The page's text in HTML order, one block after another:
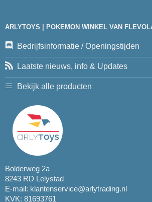
ARLYTOYS | POKEMON WINKEL VAN
Bedrijfsinformatie / Openingstijden
Laatste nieuws, info & Updates
Bekijk alle producten
Bolderweg 2a
8243 RD Lelystad
E-mail: klantenservice@arlytrading.nl
KVK: 81693761